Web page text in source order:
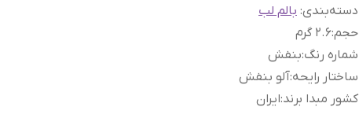
دسته‌بندی: بالم لب
حجم:2.6 گرم
شماره رنگ:بنفش
ساختار رایحه:آلو بنفش
کشور مبدا برند:ایران